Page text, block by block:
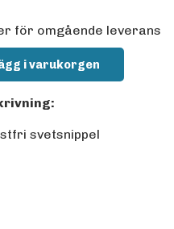
för omgående leverans
i varukorgen
svetsnippel